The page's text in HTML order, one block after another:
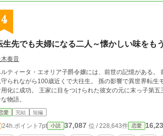
4
生先でも夫婦になる二人～懐かしい味をも
奏音
ィータ・エオリア子爵令嬢には、前世の記憶がある。 前世は桃山祥子という料理と裁縫が得意な日本人で、 大勢の孫やひ孫に
ながら100歳近くで大往生。 孫の影響で異世界転生モノの小説を嗜んでいた祥子は、 前世の記憶を活かして海モンスターの
化に成功。 王家に目をつけられた彼女の元に末っ子第五王子がやってきて…？ 長年連れ添っ
物語。
愛 完結 短編
24h.ポイント 7pt 小説 37,087 位 / 228,643件 恋愛